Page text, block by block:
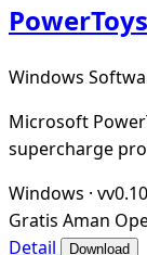
PowerToys
Windows
Microsoft
supercharge
Windows ·
Gratis Aman
Detail
Download